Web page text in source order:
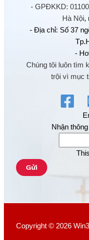
- GPĐKKD:
Hà Nội,
- Địa chỉ: Số 37
-
Chúng tôi luôn tìm
trội vì mục
Nhận
Gửi
Copyright © 2026